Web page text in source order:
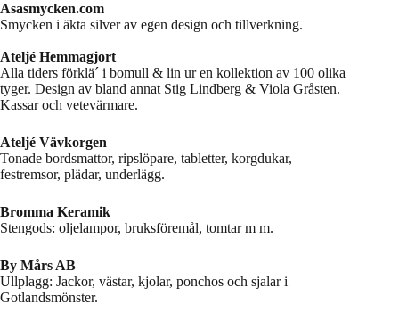
Asasmycken.com
Smycken i äkta silver av egen design och tillverkning.
Ateljé Hemmagjort
Alla tiders förklä´ i bomull & lin ur en kollektion av 100 olika
tyger. Design av bland annat Stig Lindberg & Viola Gråsten.
Kassar och vetevärmare.
Ateljé Vävkorgen
Tonade bordsmattor, ripslöpare, tabletter, korgdukar,
festremsor, plädar, underlägg.
Bromma Keramik
Stengods: oljelampor, bruksföremål, tomtar m m.
By Mårs AB
Ullplagg: Jackor, västar, kjolar, ponchos och sjalar i
Gotlandsmönster.